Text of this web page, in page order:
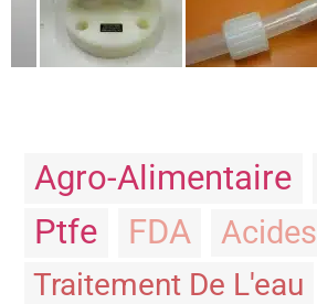
Agro-Alimentaire
Ptfe
FDA Acides
Traitement De L'eau